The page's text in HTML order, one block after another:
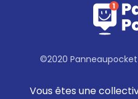
©2020
Vous êtes une